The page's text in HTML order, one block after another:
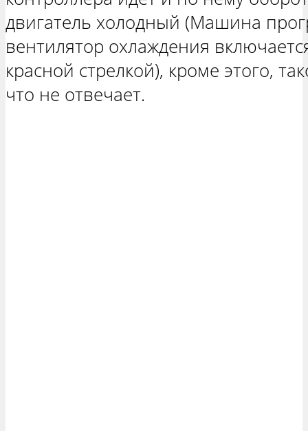
двигатель холодный (Машина
вентилятор охлаждения
красной стрелкой), кроме этого,
что не отвечает.